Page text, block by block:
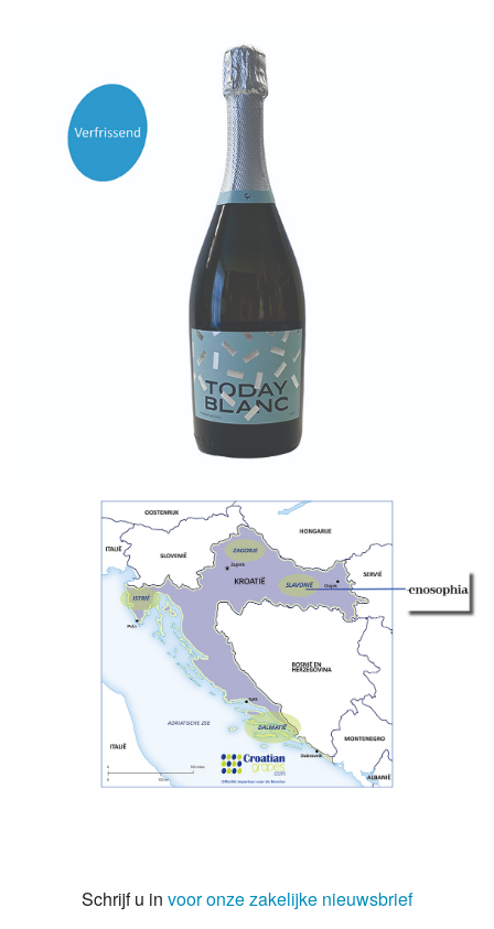
Schrijf u in voor onze zakelijke nieuwsbrief